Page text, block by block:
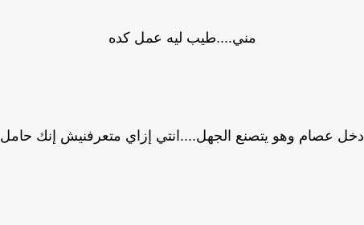
مني....طيب ليه عمل كده
دخل عصام وهو يتصنع الجهل....انتي إزاي متعرفنيش إنك حامل